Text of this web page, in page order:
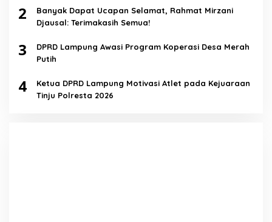
2
Banyak Dapat Ucapan Selamat, Rahmat Mirzani
Djausal: Terimakasih Semua!
3
DPRD Lampung Awasi Program Koperasi Desa Merah
Putih
4
Ketua DPRD Lampung Motivasi Atlet pada Kejuaraan
Tinju Polresta 2026